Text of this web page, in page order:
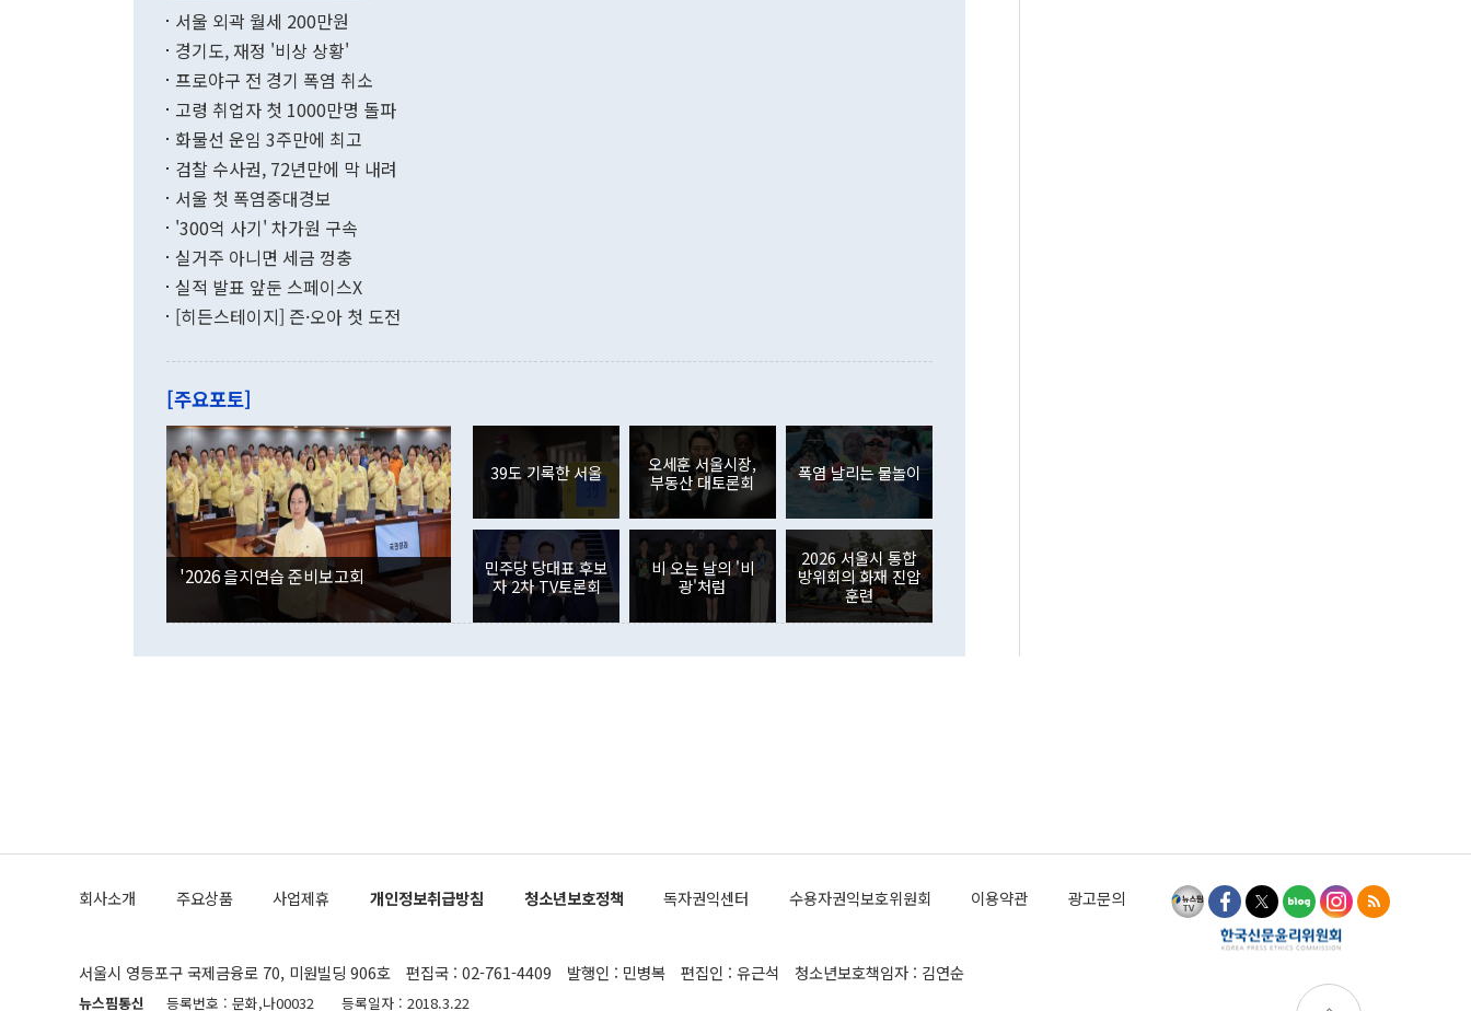
무너졌다고도 했다. 또 "현 시점에서 흘러간 선(先)비핵화만 되뇌는 것은
함께 4자 대화의 동력을 확보하기 위해 최선을 다할 것"이라고 말했다. 하
"우리의 선의대로 하는 게 과연 한반도의 평화와 안정에 플러스냐, 결론적
관은 업무보고 사후 브리핑에서 정 장관이 언급한 '4자 회담'에 대해 "이상
이 9월 러시아 블라디보스토크에서 열리는 '동방경제포럼(EEF)'을 언급하
며 "정부 차원에서 (참석을) 검토하고 있다"고 발언한 데 대해서도 조 장관
은 "그것은 외교부의 몫"이라며 "아직 거기까지 진도가 나가지 않았다"고
잘랐다. 정 장관이 이날 소개한 대북 구상과 설명은 정부 내 조율을 거치지
않았다는 점에서 문제가 있다. 특히 주적 표현 대체와 국호 사용, 9·19 군
사합의 복원, 4자회담 추진 등은 통일부 장관이 결정할 사안이 아니어서 월
권이라는 지적이 나오고 있다. 이 대통령은 정 장관의 업무보고를 듣고 난
뒤 "여기 업무보고에 발표했다고 승인난 건 아니다"라고 재차 확인했다. 정
부의 한 소식통은 "정 장관의 발언 내용은 대부분 국가안전보장회의(NSC)
를 거쳐 결정된 사안이 아닌 정 장관의 개인적 생각에 가깝다"며 "안보 관
련 부처 장관이 정부의 공식 정책이 아닌 사안을 추진하겠다고 업무보고를
하고 대통령의 면전에서 '국군통수권자가 나서야 한다'고 주장한 것은 심각
이나 미국은 북한에 선비핵화를 공식적으로 요구한 적이 없기 때문이다. 지
공하는 방식으로 이뤄졌다. 1994년 북·미 제네바 기본합의는 핵시설 동결
협상에 관여했던 한 전직 관료는 "모든 북핵 협상은 북한의 비핵화 조치와
한·미가 제공하는 상응조치를 어떻게 정교하게 배열하느냐가 관건이었
다"면서 "정 장관의 발언은 지금까지 한·미가 북한에 먼저 핵을 포기해야
며 월간 기준 처음으로 1000억달러를 넘어섰다. 상품수입은 644억8000만
196.9% 급증했고 컴퓨터·주변기기(SSD)는 282.7% 증가했다. IT 품목
수출은 160.4% 늘었으며 비IT 품목도 ▲석유제품(47.5%) ▲화공품
기록했지만 지식재산권사용료수지는 전월 흑자에서 4억4000만달러 적자
로 전환됐다. 본원소득수지는 배당소득을 중심으로 32억7000만달러 흑자
는 배당수입이 늘어난 데다 전월 분기배당에 따른 기저효과로 배당지급이
였던 올해 3월(369억9000만달러)을 넘어선 것이다. 직접투자에서는 내국
인의 해외투자가 80억1000만달러, 외국인의 국내투자가 46억3000만달러
각각 증가했다. 증권투자에서는 외국인의 국내 주식 매도세가 이어졌다. 외
국인의 국내 주식 투자는 차익실현 매도 등의 영향으로 316억1000만달러
감소하며 전월(-310억5000만달러)에 이어 역대 최대 순매도 기록을 다시
경신했다. 외국인의 국내 채권투자는 세계국채지수(WGBI) 자금 유입에도
분기 말 만기도래 영향으로 증가 폭이 줄어든 52억9000만달러를 기록했
다. 내국인의 해외 증권투자는 주식을 중심으로 35억6000만달러 증가했
다. eoyn2@newspim.com
서울 외곽 월세 200만원
경기도, 재정 '비상 상황'
프로야구 전 경기 폭염 취소
고령 취업자 첫 1000만명 돌파
화물선 운임 3주만에 최고
검찰 수사권, 72년만에 막 내려
서울 첫 폭염중대경보
'300억 사기' 차가원 구속
실거주 아니면 세금 껑충
실적 발표 앞둔 스페이스X
[히든스테이지] 즌·오아 첫 도전
[주요포토]
'2026 을지연습 준비보고회
39도 기록한 서울
오세훈 서울시장,
부동산 대토론회
폭염 날리는 물놀이
민주당 당대표 후보
자 2차 TV토론회
비 오는 날의 '비
광'처럼
2026 서울시 통합
방위회의 화재 진압
훈련
회사소개 주요상품 사업제휴 개인정보취급방침 청소년보호정책 독자권익센터 수용자권익보호위원회 이용약관 광고문의
서울시 영등포구 국제금융로 70, 미원빌딩 906호 편집국 : 02-761-4409 발행인 : 민병복 편집인 : 유근석 청소년보호책임자 : 김연순
뉴스핌통신 등록번호 : 문화,나00032 등록일자 : 2018.3.22